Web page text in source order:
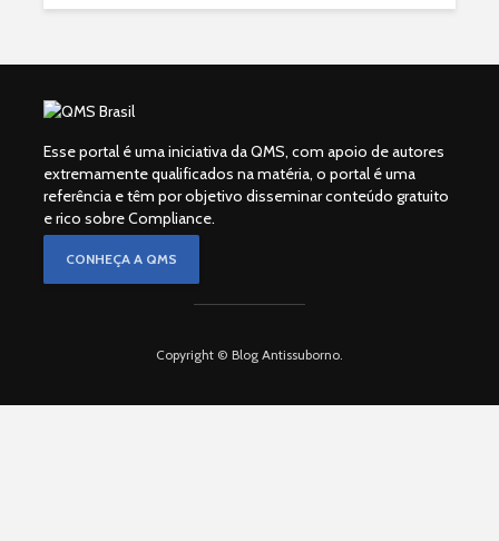
Esse portal é uma iniciativa da QMS, com apoio de autores
extremamente qualificados na matéria, o portal é uma
referência e têm por objetivo disseminar conteúdo gratuito
e rico sobre Compliance.
CONHEÇA A QMS
Copyright © Blog Antissuborno.